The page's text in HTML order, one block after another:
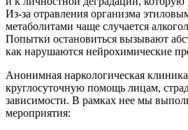
Из-за отравления организма
метаболитами чаще случается
Попытки остановиться вызывают
как нарушаются нейрохимические
Анонимная наркологическая
круглосуточную помощь лицам,
зависимости. В рамках нее мы
мероприятия: